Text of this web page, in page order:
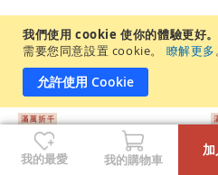
我們使用 cookie 使你的體驗更好。
需要您同意設置 cookie。
瞭解更多
允許使用 Cookie
$27,990 (售價已折)
$29,990
登
入
我的最愛 我的購物車
-